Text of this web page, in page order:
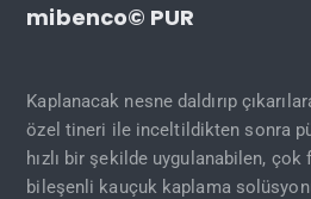
mibenco© PUR
Kaplanacak nesne daldırıp
özel tineri ile inceltildikten sonra
hızlı bir şekilde uygulanabilen,
bileşenli kauçuk kaplama